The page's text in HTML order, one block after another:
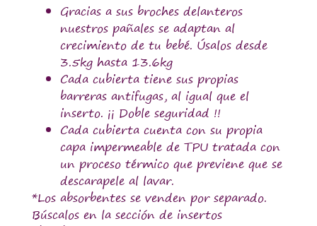
Gracias a sus broches delanteros
nuestros pañales se adaptan al
crecimiento de tu bebé. Úsalos desde
3.5kg hasta 13.6kg
Cada cubierta tiene sus propias
barreras antifugas, al igual que el
inserto. ¡¡ Doble seguridad !!
Cada cubierta cuenta con su propia
capa impermeable de TPU tratada con
un proceso térmico que previene que se
descarapele al lavar.
*Los absorbentes se venden por separado.
Búscalos en la sección de insertos